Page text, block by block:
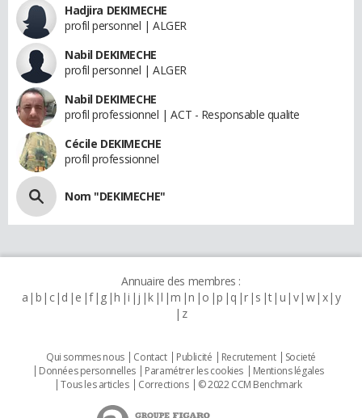
Hadjira DEKIMECHE
profil personnel | ALGER
Nabil DEKIMECHE
profil personnel | ALGER
Nabil DEKIMECHE
profil professionnel | ACT - Responsable qualite
Cécile DEKIMECHE
profil professionnel
Nom "DEKIMECHE"
Annuaire des membres :
a b c d e f g h i j k l m n o p q r s t u v w x y
z
Qui sommes nous Contact Publicité Recrutement
Societé
Données personnelles
Paramétrer les cookies
Mentions légales
Tous les articles
Corrections © 2022 CCM Benchmark